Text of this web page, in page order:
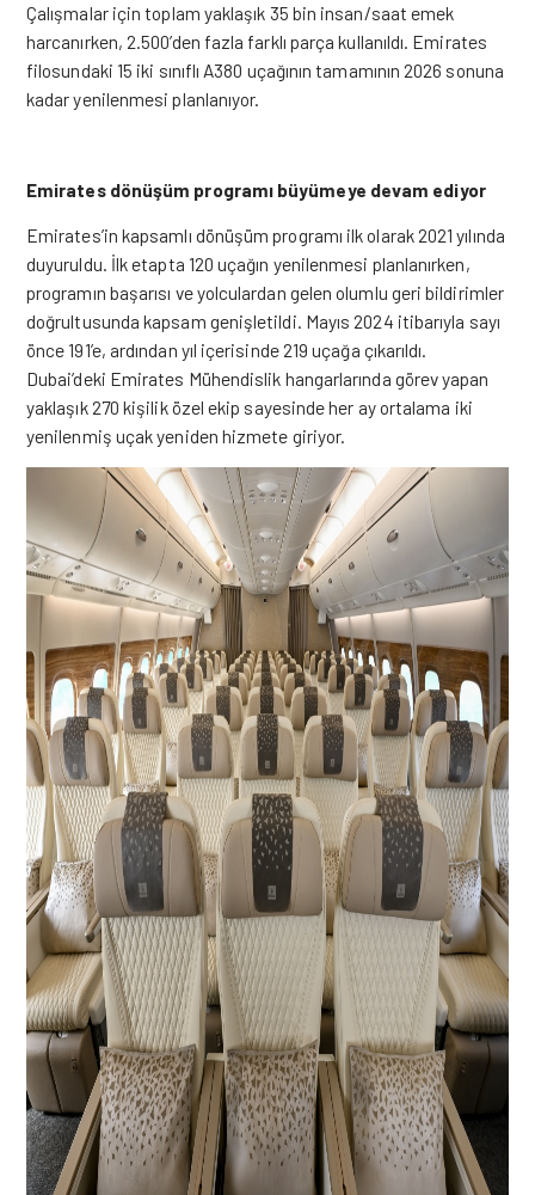
Çalışmalar için toplam yaklaşık 35 bin insan/saat emek
harcanırken, 2.500’den fazla farklı parça kullanıldı. Emirates
filosundaki 15 iki sınıflı A380 uçağının tamamının 2026 sonuna
kadar yenilenmesi planlanıyor.
Emirates dönüşüm programı büyümeye devam ediyor
Emirates’in kapsamlı dönüşüm programı ilk olarak 2021 yılında
duyuruldu. İlk etapta 120 uçağın yenilenmesi planlanırken,
programın başarısı ve yolculardan gelen olumlu geri bildirimler
doğrultusunda kapsam genişletildi. Mayıs 2024 itibarıyla sayı
önce 191’e, ardından yıl içerisinde 219 uçağa çıkarıldı.
Dubai’deki Emirates Mühendislik hangarlarında görev yapan
yaklaşık 270 kişilik özel ekip sayesinde her ay ortalama iki
yenilenmiş uçak yeniden hizmete giriyor.